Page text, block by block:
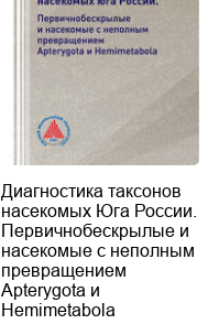
Диагностика таксонов
насекомых Юга России.
Первичнобескрылые и
насекомые с неполным
превращением
Apterygota и
Hemimetabola